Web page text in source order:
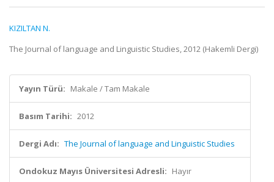
KIZILTAN N.
The Journal of language and Linguistic Studies, 2012 (Hakemli Dergi)
Yayın Türü: Makale / Tam Makale
Basım Tarihi: 2012
Dergi Adı: The Journal of language and Linguistic Studies
Ondokuz Mayıs Üniversitesi Adresli: Hayır